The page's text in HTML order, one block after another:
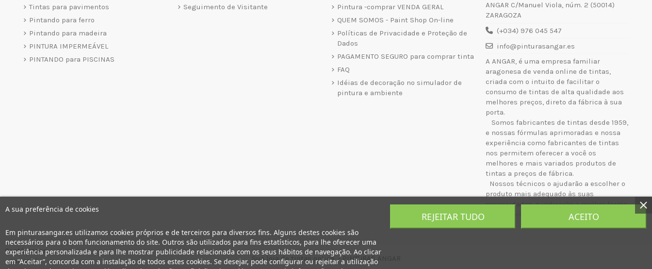
Contáctanos
por aquí
Tintas para pavimentos
Pintando para ferro
Pintando para madeira
PINTURA IMPERMEÁVEL
PINTANDO para PISCINAS
Seguimento de Visitante
Pintura -comprar VENDA GERAL
QUEM SOMOS - Paint Shop On-line
Políticas de Privacidade e Proteção de
Dados
PAGAMENTO SEGURO para comprar tinta
FAQ
Idéias de decoração no simulador de
pintura e ambiente
ANGAR C/Manuel Viola, núm. 2 (50014)
ZARAGOZA
(+034) 976 045 547
info@pinturasangar.es
A ANGAR, é uma empresa familiar
aragonesa de venda online de tintas,
criada com o intuito de facilitar o
consumo de tintas de alta qualidade aos
melhores preços, direto da fábrica à sua
porta.
Somos fabricantes de tintas desde 1959,
e nossas fórmulas aprimoradas e nossa
experiência como fabricantes de tintas
nos permitem oferecer a você os
melhores e mais variados produtos de
tintas a preços de fábrica.
Nossos técnicos o ajudarão a escolher o
produto mais adequado às suas
necessidades, e indicarão a melhor forma
A sua preferência de cookies
Em pinturasangar.es utilizamos cookies próprios e de terceiros para diversos fins. Alguns destes cookies são
necessários para o bom funcionamento do site. Outros são utilizados para fins estatísticos, para lhe oferecer uma
experiência personalizada e para lhe mostrar publicidade relacionada com os seus hábitos de navegação. Ao clicar
em “Aceitar”, concorda com a instalação de todos estes cookies. Se desejar, pode configurar ou rejeitar a utilização
REJEITAR TUDO ACEITO
Sua loja de tintas online. - PINTURAS ANGAR